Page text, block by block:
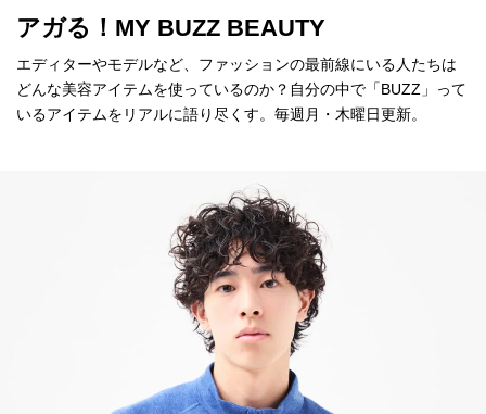
アガる！MY BUZZ BEAUTY
エディターやモデルなど、ファッションの最前線にいる人たちは
どんな美容アイテムを使っているのか？自分の中で「BUZZ」って
いるアイテムをリアルに語り尽くす。毎週月・木曜日更新。